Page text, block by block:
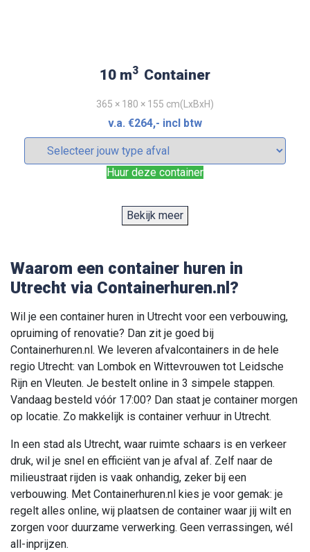
10 m3 Container
365 × 180 × 155 cm(LxBxH)
v.a. €264,- incl btw
Huur deze container
365 × 180 × 200 cm(LxBxH)
Huur deze container
15 m Container
600 x 250 x 100cm(LxBxH)
v.a.€ 399,- incl btw
Huur deze container
Bekijk meer
Waarom een container huren in
Utrecht via Containerhuren.nl?
Wil je een container huren in Utrecht voor een verbouwing,
opruiming of renovatie? Dan zit je goed bij
Containerhuren.nl. We leveren afvalcontainers in de hele
regio Utrecht: van Lombok en Wittevrouwen tot Leidsche
Rijn en Vleuten. Je bestelt online in 3 simpele stappen.
Vandaag besteld vóór 17:00? Dan staat je container morgen
op locatie. Zo makkelijk is container verhuur in Utrecht.
In een stad als Utrecht, waar ruimte schaars is en verkeer
druk, wil je snel en efficiënt van je afval af. Zelf naar de
milieustraat rijden is vaak onhandig, zeker bij een
verbouwing. Met Containerhuren.nl kies je voor gemak: je
regelt alles online, wij plaatsen de container waar jij wilt en
zorgen voor duurzame verwerking. Geen verrassingen, wél
all-inprijzen.